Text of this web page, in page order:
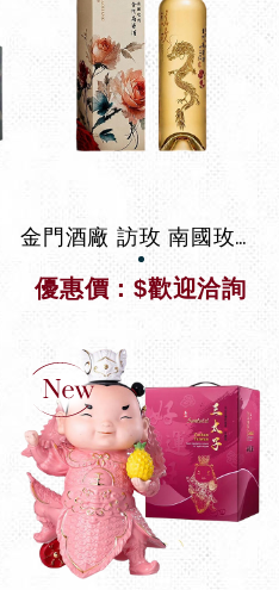
金門酒廠 訪玫 南國玫瑰金門高粱酒
優惠價：$歡迎洽詢